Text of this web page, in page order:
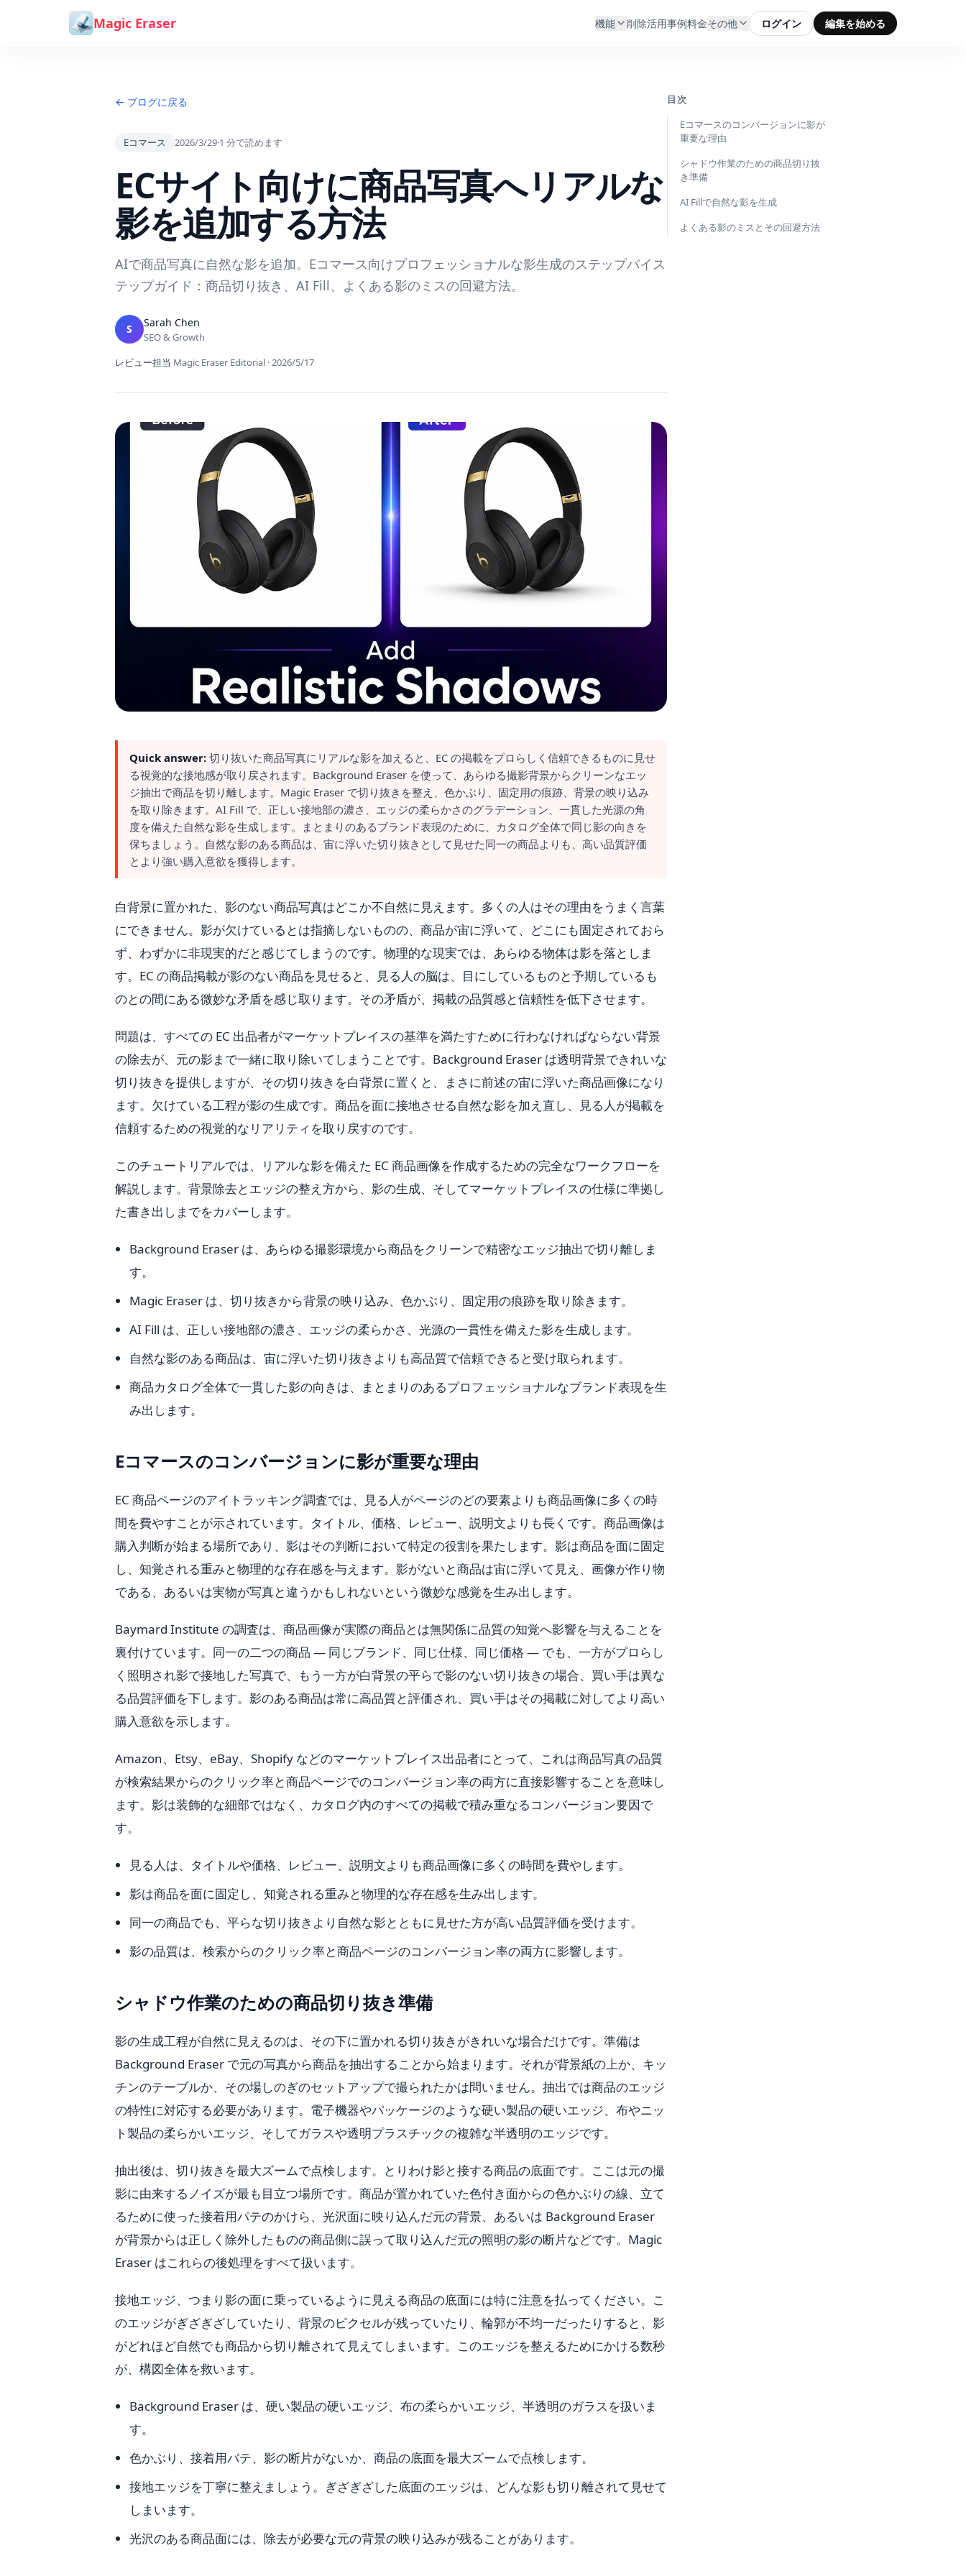
コンテンツへスキップ
Magic Eraser 機能 削除活用事例料金その他 ログイン 編集を始める
← ブログに戻る
Eコマース 2026/3/29·1 分で読めます
ECサイト向けに商品写真へリアルな
影を追加する方法
AIで商品写真に自然な影を追加。Eコマース向けプロフェッショナルな影生成のステップバイス
テップガイド：商品切り抜き、AI Fill、よくある影のミスの回避方法。
S Sarah Chen
SEO & Growth
レビュー担当 Magic Eraser Editorial ·2026/5/17
Quick answer: 切り抜いた商品写真にリアルな影を加えると、EC の掲載をプロらしく信頼できるものに見せ
る視覚的な接地感が取り戻されます。Background Eraser を使って、あらゆる撮影背景からクリーンなエッ
ジ抽出で商品を切り離します。Magic Eraser で切り抜きを整え、色かぶり、固定用の痕跡、背景の映り込み
を取り除きます。AI Fill で、正しい接地部の濃さ、エッジの柔らかさのグラデーション、一貫した光源の角
度を備えた自然な影を生成します。まとまりのあるブランド表現のために、カタログ全体で同じ影の向きを
保ちましょう。自然な影のある商品は、宙に浮いた切り抜きとして見せた同一の商品よりも、高い品質評価
とより強い購入意欲を獲得します。
白背景に置かれた、影のない商品写真はどこか不自然に見えます。多くの人はその理由をうまく言葉
にできません。影が欠けているとは指摘しないものの、商品が宙に浮いて、どこにも固定されておら
ず、わずかに非現実的だと感じてしまうのです。物理的な現実では、あらゆる物体は影を落としま
す。EC の商品掲載が影のない商品を見せると、見る人の脳は、目にしているものと予期しているも
のとの間にある微妙な矛盾を感じ取ります。その矛盾が、掲載の品質感と信頼性を低下させます。
問題は、すべての EC 出品者がマーケットプレイスの基準を満たすために行わなければならない背景
の除去が、元の影まで一緒に取り除いてしまうことです。Background Eraser は透明背景できれいな
切り抜きを提供しますが、その切り抜きを白背景に置くと、まさに前述の宙に浮いた商品画像になり
ます。欠けている工程が影の生成です。商品を面に接地させる自然な影を加え直し、見る人が掲載を
信頼するための視覚的なリアリティを取り戻すのです。
このチュートリアルでは、リアルな影を備えた EC 商品画像を作成するための完全なワークフローを
解説します。背景除去とエッジの整え方から、影の生成、そしてマーケットプレイスの仕様に準拠し
た書き出しまでをカバーします。
Background Eraser は、あらゆる撮影環境から商品をクリーンで精密なエッジ抽出で切り離しま
す。
Magic Eraser は、切り抜きから背景の映り込み、色かぶり、固定用の痕跡を取り除きます。
AI Fill は、正しい接地部の濃さ、エッジの柔らかさ、光源の一貫性を備えた影を生成します。
自然な影のある商品は、宙に浮いた切り抜きよりも高品質で信頼できると受け取られます。
商品カタログ全体で一貫した影の向きは、まとまりのあるプロフェッショナルなブランド表現を生
み出します。
Eコマースのコンバージョンに影が重要な理由
EC 商品ページのアイトラッキング調査では、見る人がページのどの要素よりも商品画像に多くの時
間を費やすことが示されています。タイトル、価格、レビュー、説明文よりも長くです。商品画像は
購入判断が始まる場所であり、影はその判断において特定の役割を果たします。影は商品を面に固定
し、知覚される重みと物理的な存在感を与えます。影がないと商品は宙に浮いて見え、画像が作り物
である、あるいは実物が写真と違うかもしれないという微妙な感覚を生み出します。
Baymard Institute の調査は、商品画像が実際の商品とは無関係に品質の知覚へ影響を与えることを
裏付けています。同一の二つの商品 — 同じブランド、同じ仕様、同じ価格 — でも、一方がプロらし
く照明され影で接地した写真で、もう一方が白背景の平らで影のない切り抜きの場合、買い手は異な
る品質評価を下します。影のある商品は常に高品質と評価され、買い手はその掲載に対してより高い
購入意欲を示します。
Amazon、Etsy、eBay、Shopify などのマーケットプレイス出品者にとって、これは商品写真の品質
が検索結果からのクリック率と商品ページでのコンバージョン率の両方に直接影響することを意味し
ます。影は装飾的な細部ではなく、カタログ内のすべての掲載で積み重なるコンバージョン要因で
す。
見る人は、タイトルや価格、レビュー、説明文よりも商品画像に多くの時間を費やします。
影は商品を面に固定し、知覚される重みと物理的な存在感を生み出します。
同一の商品でも、平らな切り抜きより自然な影とともに見せた方が高い品質評価を受けます。
影の品質は、検索からのクリック率と商品ページのコンバージョン率の両方に影響します。
シャドウ作業のための商品切り抜き準備
影の生成工程が自然に見えるのは、その下に置かれる切り抜きがきれいな場合だけです。準備は
Background Eraser で元の写真から商品を抽出することから始まります。それが背景紙の上か、キッ
チンのテーブルか、その場しのぎのセットアップで撮られたかは問いません。抽出では商品のエッジ
の特性に対応する必要があります。電子機器やパッケージのような硬い製品の硬いエッジ、布やニッ
ト製品の柔らかいエッジ、そしてガラスや透明プラスチックの複雑な半透明のエッジです。
抽出後は、切り抜きを最大ズームで点検します。とりわけ影と接する商品の底面です。ここは元の撮
影に由来するノイズが最も目立つ場所です。商品が置かれていた色付き面からの色かぶりの線、立て
るために使った接着用パテのかけら、光沢面に映り込んだ元の背景、あるいは Background Eraser
が背景からは正しく除外したものの商品側に誤って取り込んだ元の照明の影の断片などです。Magic
Eraser はこれらの後処理をすべて扱います。
接地エッジ、つまり影の面に乗っているように見える商品の底面には特に注意を払ってください。こ
のエッジがぎざぎざしていたり、背景のピクセルが残っていたり、輪郭が不均一だったりすると、影
がどれほど自然でも商品から切り離されて見えてしまいます。このエッジを整えるためにかける数秒
が、構図全体を救います。
Background Eraser は、硬い製品の硬いエッジ、布の柔らかいエッジ、半透明のガラスを扱いま
す。
色かぶり、接着用パテ、影の断片がないか、商品の底面を最大ズームで点検します。
接地エッジを丁寧に整えましょう。ぎざぎざした底面のエッジは、どんな影も切り離されて見せて
しまいます。
光沢のある商品面には、除去が必要な元の背景の映り込みが残ることがあります。
目次
Eコマースのコンバージョンに影が
重要な理由
シャドウ作業のための商品切り抜
き準備
AI Fillで自然な影を生成
よくある影のミスとその回避方法